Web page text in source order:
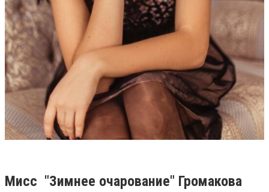
Мисс "Зимнее очарование" Громакова